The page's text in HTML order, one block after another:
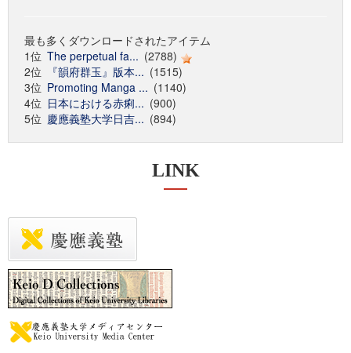
最も多くダウンロードされたアイテム
1位 The perpetual fa... (2788)
2位
『韻府群玉』版本... (1515)
3位 Promoting Manga ... (1140)
4位 日本における赤痢... (900)
5位 慶應義塾大学日吉... (894)
LINK